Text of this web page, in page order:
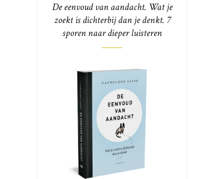
De eenvoud van aandacht. Wat je
zoekt is dichterbij dan je denkt. 7
sporen naar dieper luisteren